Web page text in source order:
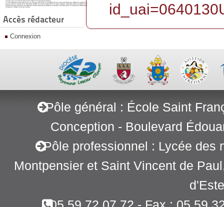
Accès rédacteur
Connexion
Pôle général : École Saint
Conception - Boulevard
Pôle professionnel : Lycée des
Montpensier et Saint Vincent de